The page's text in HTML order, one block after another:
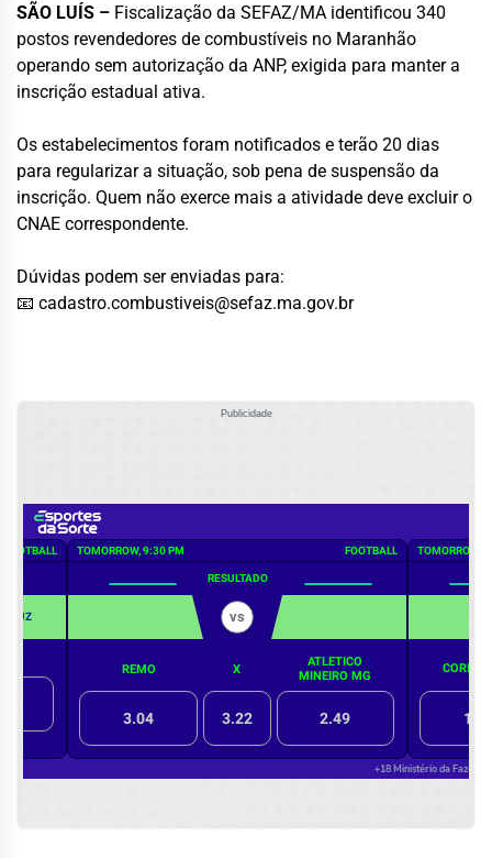
SÃO LUÍS – Fiscalização da SEFAZ/MA identificou 340
postos revendedores de combustíveis no Maranhão
operando sem autorização da ANP, exigida para manter a
inscrição estadual ativa.
Os estabelecimentos foram notificados e terão 20 dias
para regularizar a situação, sob pena de suspensão da
inscrição. Quem não exerce mais a atividade deve excluir o
CNAE correspondente.
Dúvidas podem ser enviadas para:
📧 cadastro.combustiveis@sefaz.ma.gov.br
Publicidade